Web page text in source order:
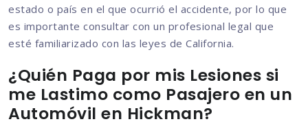
estado o país en el que ocurrió el accidente, por lo que
es importante consultar con un profesional legal que
esté familiarizado con las leyes de California.
¿Quién Paga por mis Lesiones si
me Lastimo como Pasajero en un
Automóvil en Hickman?